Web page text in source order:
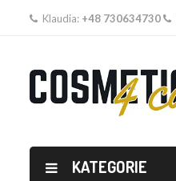
Klaudia: +48 730634730
KATEGORIE